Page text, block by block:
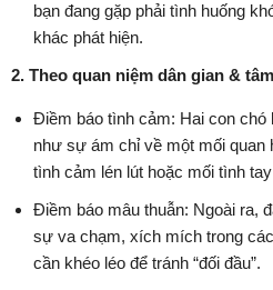
bạn đang gặp phải tình huống
khác phát hiện.
2. Theo quan niệm dân gian &
Điềm báo tình cảm: Hai con
như sự ám chỉ về một mối quan
tình cảm lén lút hoặc mối tình
Điềm báo mâu thuẫn: Ngoài ra,
sự va chạm, xích mích trong
cần khéo léo để tránh “đối đầu”.